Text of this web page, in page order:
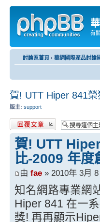
有
討論區首頁 ‹ 華網國際產品討論
賀! UTT Hiper 841
版主: support
發表回覆
賀! UTT
比-2009 年度
由 fae » 2010年 3月
知名網路專業網
Hiper 841 在一
獎! 再再顯示